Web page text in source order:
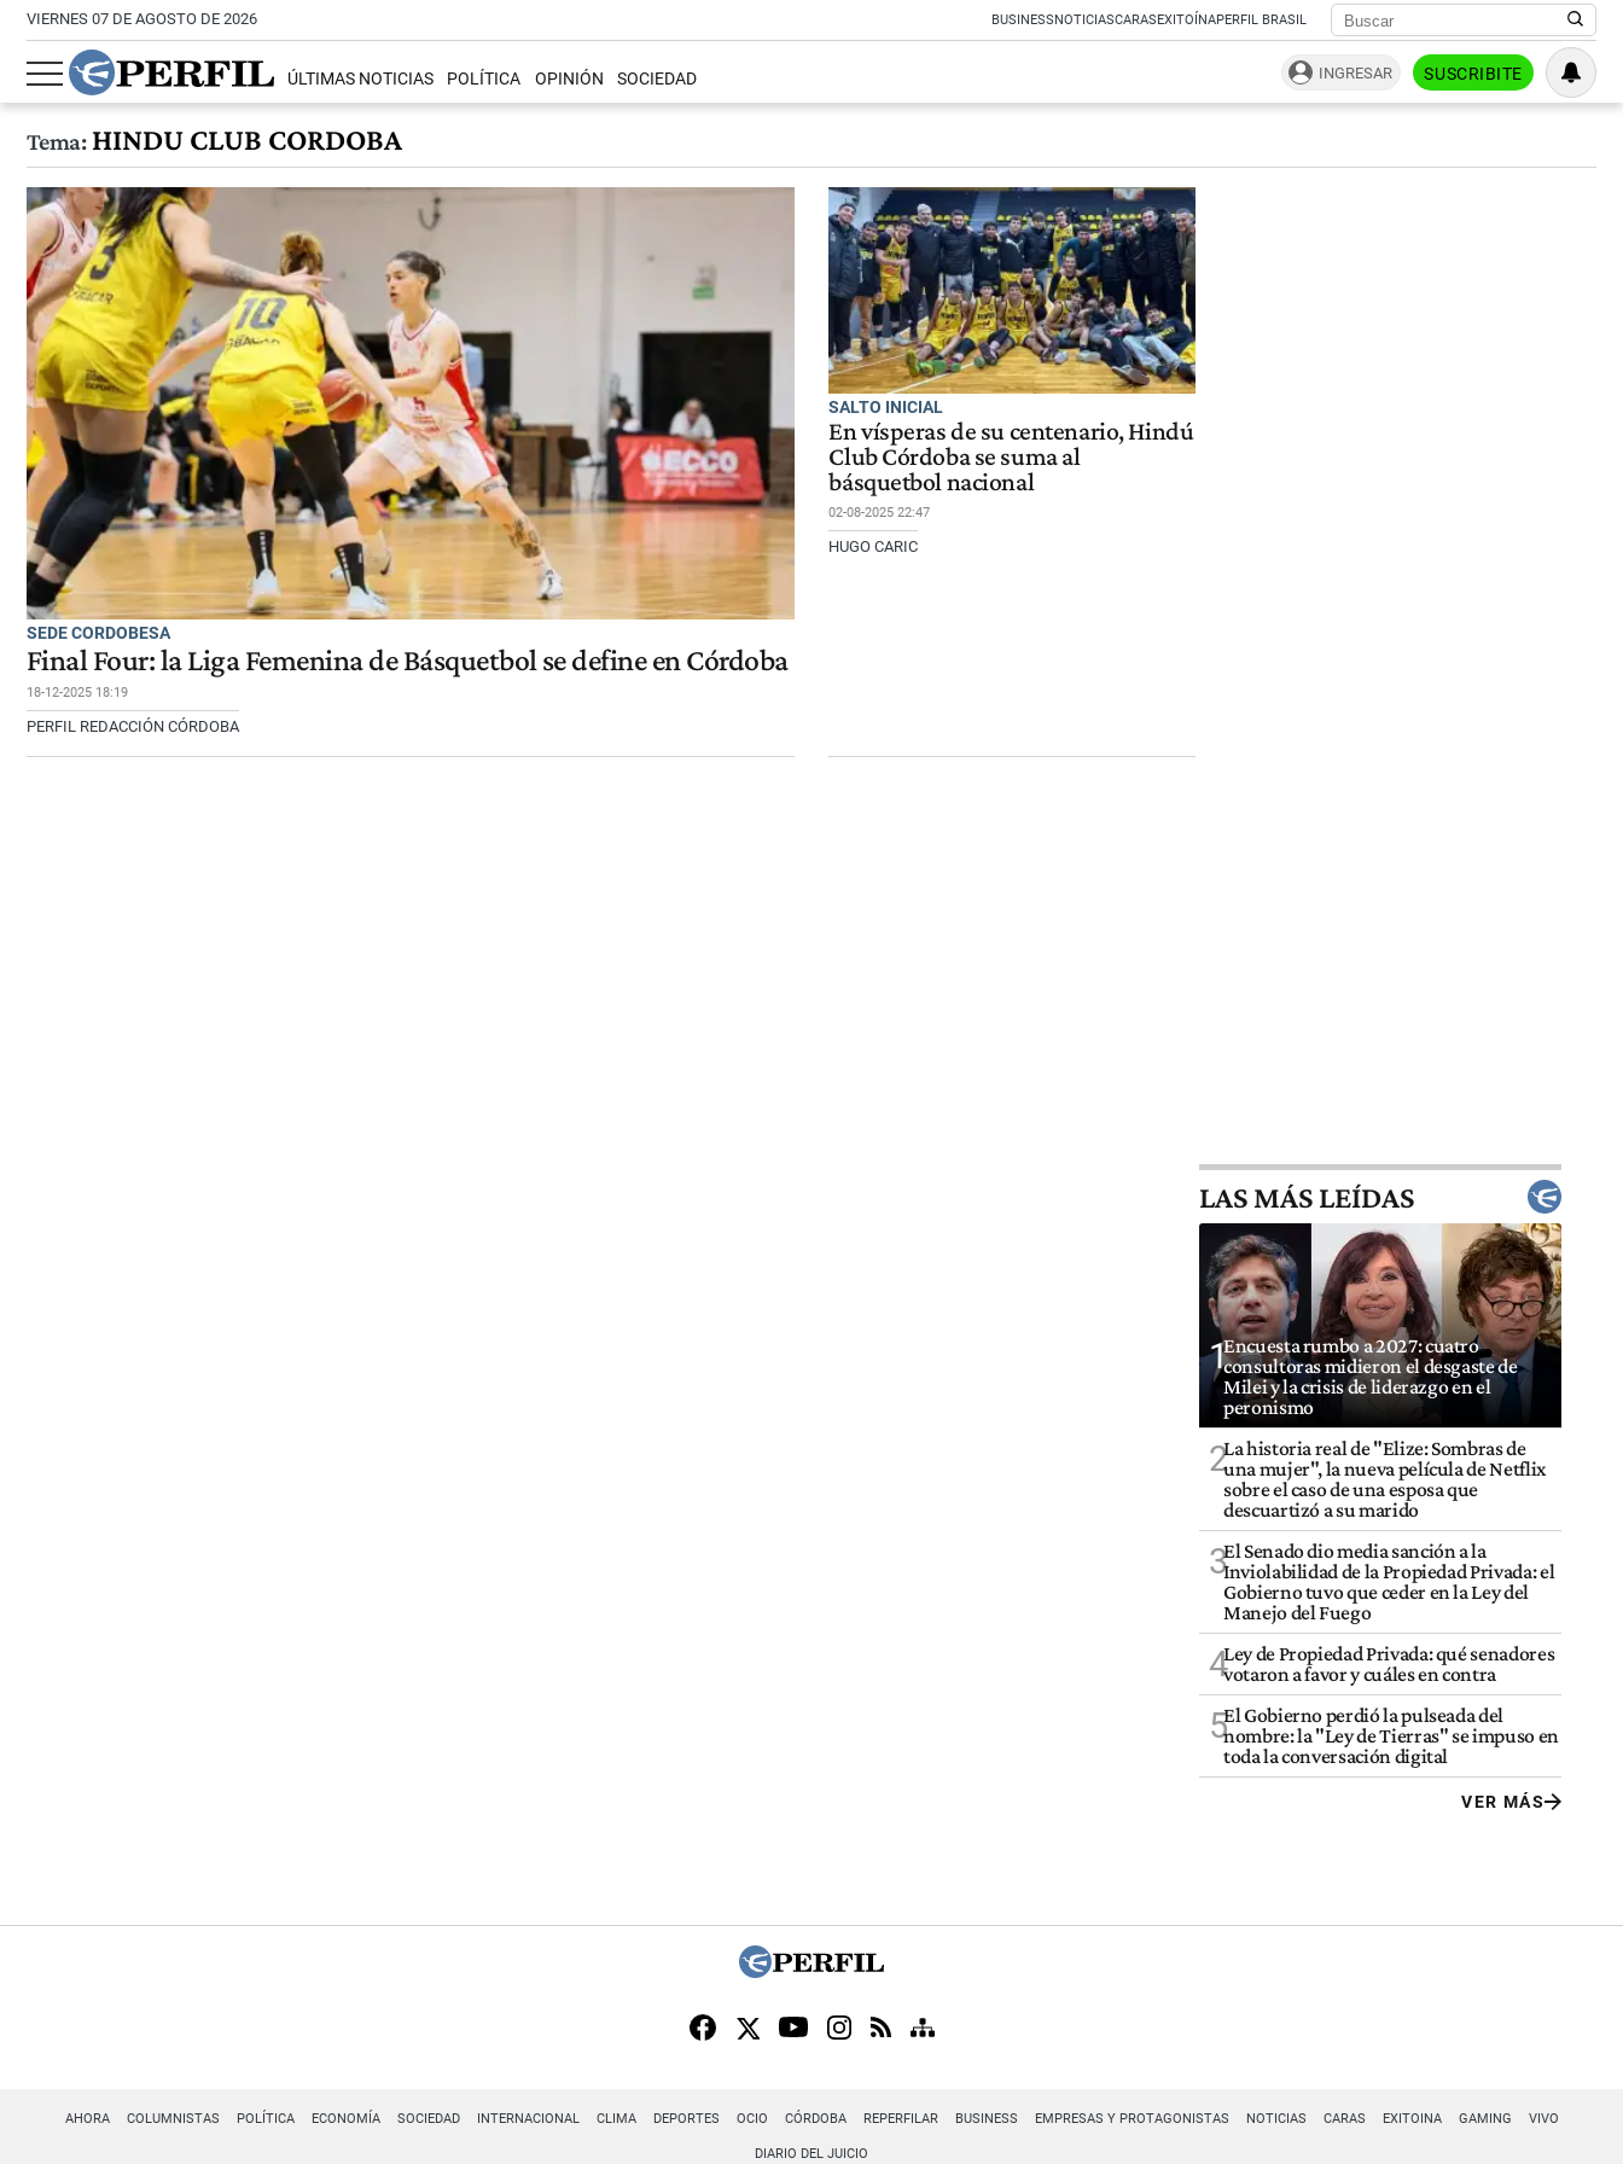
VIERNES 07 DE AGOSTO DE 2026 BUSINESSNOTICIASCARASEXITOÍNAPERFIL BRASIL
ÚLTIMAS NOTICIAS POLÍTICA OPINIÓN SOCIEDAD INGRESAR SUSCRIBITE
Tema:HINDU CLUB CORDOBA
SEDE CORDOBESA
Final Four: la Liga Femenina de Básquetbol se define en Córdoba
18-12-2025 18:19
PERFIL REDACCIÓN CÓRDOBA
SALTO INICIAL
En vísperas de su centenario, Hindú
Club Córdoba se suma al
básquetbol nacional
02-08-2025 22:47
HUGO CARIC
LAS MÁS LEÍDAS
1Encuesta rumbo a 2027: cuatro
consultoras midieron el desgaste de
Milei y la crisis de liderazgo en el
peronismo
2La historia real de "Elize: Sombras de
una mujer", la nueva película de Netflix
sobre el caso de una esposa que
descuartizó a su marido
3El Senado dio media sanción a la
Inviolabilidad de la Propiedad Privada: el
Gobierno tuvo que ceder en la Ley del
Manejo del Fuego
4Ley de Propiedad Privada: qué senadores
votaron a favor y cuáles en contra
5El Gobierno perdió la pulseada del
nombre: la "Ley de Tierras" se impuso en
toda la conversación digital
VER MÁS
AHORA COLUMNISTAS POLÍTICA ECONOMÍA SOCIEDAD INTERNACIONAL CLIMA DEPORTES OCIO CÓRDOBA REPERFILAR BUSINESS EMPRESAS Y PROTAGONISTAS NOTICIAS CARAS EXITOINA GAMING VIVO
DIARIO DEL JUICIO